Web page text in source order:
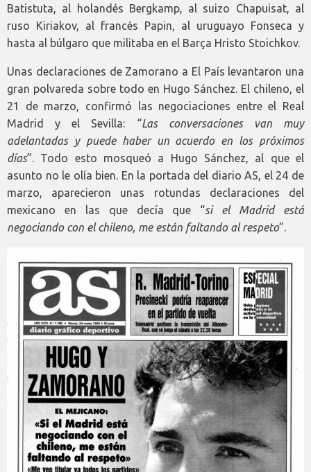
Batistuta, al holandés Bergkamp, al suizo Chapuisat, al
ruso Kiriakov, al francés Papin, al uruguayo Fonseca y
hasta al búlgaro que militaba en el Barça Hristo Stoichkov.
Unas declaraciones de Zamorano a El País levantaron una
gran polvareda sobre todo en Hugo Sánchez. El chileno, el
21 de marzo, confirmó las negociaciones entre el Real
Madrid y el Sevilla: “Las conversaciones van muy
adelantadas y puede haber un acuerdo en los próximos
días”. Todo esto mosqueó a Hugo Sánchez, al que el
asunto no le olía bien. En la portada del diario AS, el 24 de
marzo, aparecieron unas rotundas declaraciones del
mexicano en las que decía que “si el Madrid está
negociando con el chileno, me están faltando al respeto”.